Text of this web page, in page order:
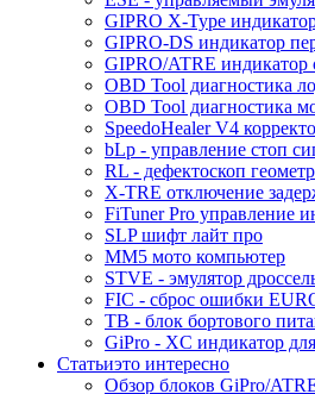
GIPRO X-Type
GIPRO-DS индикатор
GIPRO/ATRE индикатор
OBD Tool диагностика
OBD Tool диагностика
SpeedoHealer V4
bLp - управление стоп
RL - дефектоскоп
X-TRE отключение
FiTuner Pro управление
SLP шифт лайт про
MM5 мото компьютер
STVE - эмулятор
FIC - сброс ошибки
TB - блок бортового
GiPro - XC индикатор
Статьиэто интересно
Обзор блоков GiPro/